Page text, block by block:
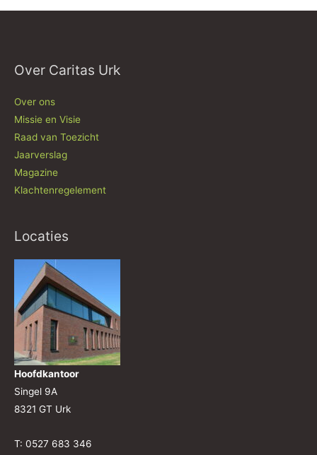
Over Caritas Urk
Over ons
Missie en Visie
Raad van Toezicht
Jaarverslag
Magazine
Klachtenregelement
Locaties
Hoofdkantoor
Singel 9A
8321 GT Urk
T: 0527 683 346